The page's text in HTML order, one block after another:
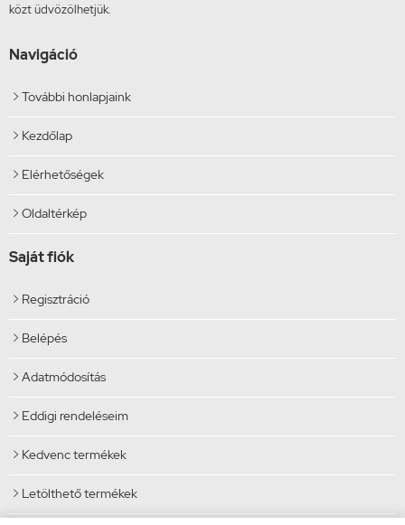
közt üdvözölhetjük.
Navigáció
 További honlapjaink
 Kezdőlap
 Elérhetőségek
 Oldaltérkép
Saját fiók
 Regisztráció
 Belépés
 Adatmódosítás
 Eddigi rendeléseim
 Kedvenc termékek
 Letölthető termékek